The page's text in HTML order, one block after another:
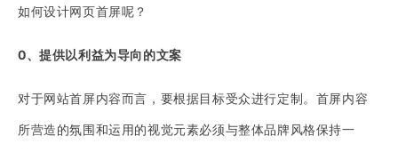
如何设计网页首屏呢？
0、提供以利益为导向的文案
对于网站首屏内容而言，要根据目标受众进行定制。首屏内容
所营造的氛围和运用的视觉元素必须与整体品牌风格保持一